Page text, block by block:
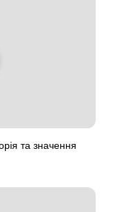
та значення